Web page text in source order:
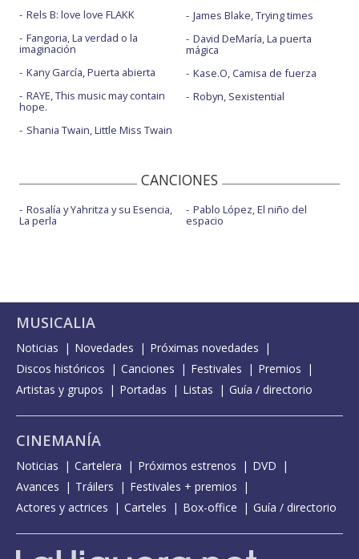
Rels B: love love FLAKK
Fangoria, La verdad o la
imaginación
Kany García, Puerta abierta
RAYE, This music may contain
hope.
Shania Twain, Little Miss Twain
James Blake, Trying times
David DeMaría, La puerta
mágica
Kase.O, Camisa de fuerza
Robyn, Sexistential
CANCIONES
Rosalía y Yahritza y su Esencia,
La perla
Pablo López, El niño del
espacio
MUSICALIA
Noticias Novedades
Próximas novedades
Discos históricos
Canciones Festivales
Premios
Artistas y grupos
Portadas Listas Guía / directorio
CINEMANÍA
Noticias Cartelera Próximos estrenos
DVD
Avances
Tráilers
Festivales + premios
Actores y actrices
Carteles Box-office Guía / directorio